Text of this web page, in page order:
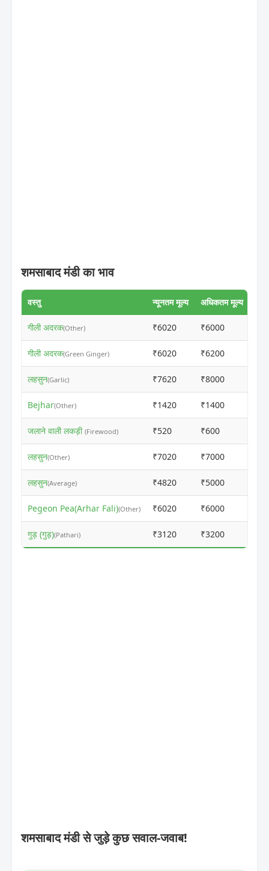
शमसाबाद मंडी का भाव
वस्तु न्यूनतम मूल्य अधिकतम मूल्य
गीली अदरक(Other) ₹6020 ₹6000
गीली अदरक(Green Ginger) ₹6020 ₹6200
लहसुन(Garlic) ₹7620 ₹8000
Bejhar(Other) ₹1420 ₹1400
जलाने वाली लकड़ी (Firewood) ₹520 ₹600
लहसुन(Other) ₹7020 ₹7000
लहसुन(Average) ₹4820 ₹5000
Pegeon Pea(Arhar Fali)(Other) ₹6020 ₹6000
गुड़ (गुड़)(Pathari) ₹3120 ₹3200
शमसाबाद मंडी से जुड़े कुछ सवाल-जवाब!